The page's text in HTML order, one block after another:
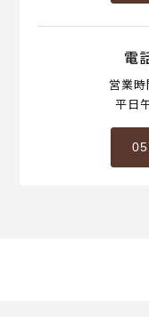
電
営業
平日